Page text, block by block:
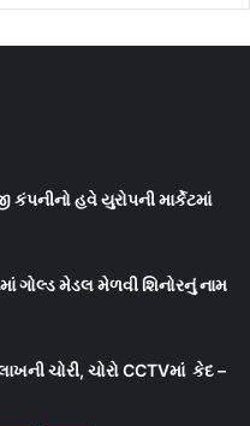
કંપનીનો હવે યુરોપની માર્કેટમાં
ગોલ્ડ મેડલ મેળવી શિનોરનું નામ
ચોરી, ચોરો CCTVમાં કેદ –